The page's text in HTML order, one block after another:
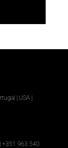
| USA |
| +351 963 540